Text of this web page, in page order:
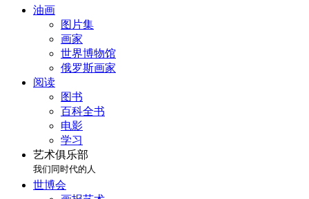
油画
图片集
画家
世界博物馆
俄罗斯画家
阅读
图书
百科全书
电影
学习
艺术俱乐部
我们同时代的人
世博会